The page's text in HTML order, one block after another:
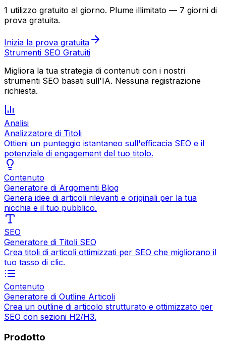
1 utilizzo gratuito al giorno. Plume illimitato — 7 giorni di
prova gratuita.
Inizia la prova gratuita
Strumenti SEO Gratuiti
Migliora la tua strategia di contenuti con i nostri
strumenti SEO basati sull'IA. Nessuna registrazione
richiesta.
Analisi
Analizzatore di Titoli
Ottieni un punteggio istantaneo sull'efficacia SEO e il
potenziale di engagement del tuo titolo.
Contenuto
Generatore di Argomenti Blog
Genera idee di articoli rilevanti e originali per la tua
nicchia e il tuo pubblico.
SEO
Generatore di Titoli SEO
Crea titoli di articoli ottimizzati per SEO che migliorano il
tuo tasso di clic.
Contenuto
Generatore di Outline Articoli
Crea un outline di articolo strutturato e ottimizzato per
SEO con sezioni H2/H3.
Prodotto